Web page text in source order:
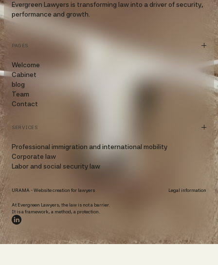
Evergreen Lawyers is transforming law into a driver of security,
performance and growth.
PAGES
Welcome
Cabinet
blog
Team
Contact
SERVICES
Professional immigration and international mobility
Corporate law
Labor and social security law
URAMA -Website creation for lawyers Legal information
At Evergreen Lawyers, the law is not a barrier.
It is a framework, a method, a protection.